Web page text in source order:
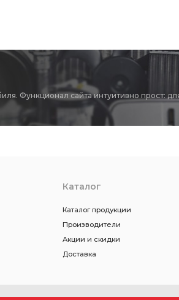
Функционал сайта интуитивно прост:
Каталог
Каталог продукции
Производители
Акции и скидки
Доставка